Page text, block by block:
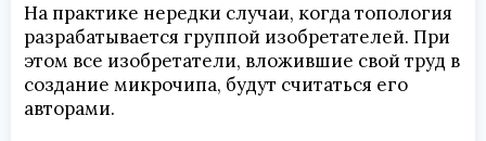
На практике нередки случаи, когда топология
разрабатывается группой изобретателей. При
этом все изобретатели, вложившие свой труд в
создание микрочипа, будут считаться его
авторами.